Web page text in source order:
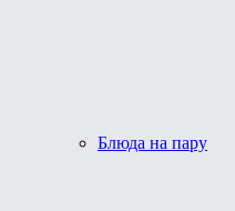
Блюда на пару